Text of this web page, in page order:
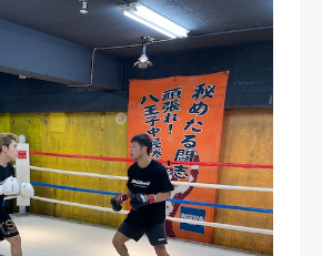
14:00〜22:00 / 日・祝 14:00〜19:00